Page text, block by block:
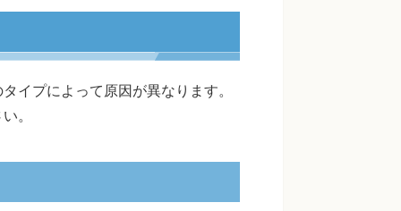
イプによって原因が異なります。
。